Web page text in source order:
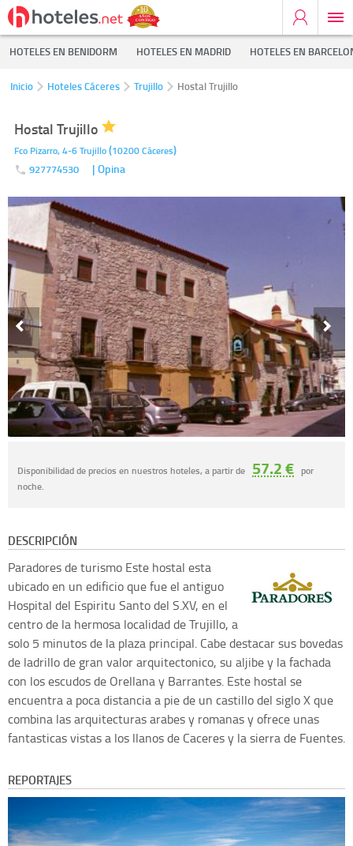
HOTELES EN BENIDORM HOTELES EN MADRID HOTELES EN
Inicio Hoteles Cáceres Trujillo Hostal Trujillo
Hostal Trujillo
Fco Pizarro, 4-6Trujillo(10200Cáceres)
927774530 | Opina
Disponibilidad de precios en nuestros hoteles, a partir de 57.2 € por
noche.
DESCRIPCIÓN
Paradores de turismo Este hostal esta
ubicado en un edificio que fue el antiguo
Hospital del Espiritu Santo del S.XV, en el
centro de la hermosa localidad de Trujillo, a
solo 5 minutos de la plaza principal. Cabe destacar sus bovedas
de ladrillo de gran valor arquitectonico, su aljibe y la fachada
con los escudos de Orellana y Barrantes. Este hostal se
encuentra a poca distancia a pie de un castillo del siglo X que
combina las arquitecturas arabes y romanas y ofrece unas
fantasticas vistas a los llanos de Caceres y la sierra de Fuentes.
REPORTAJES